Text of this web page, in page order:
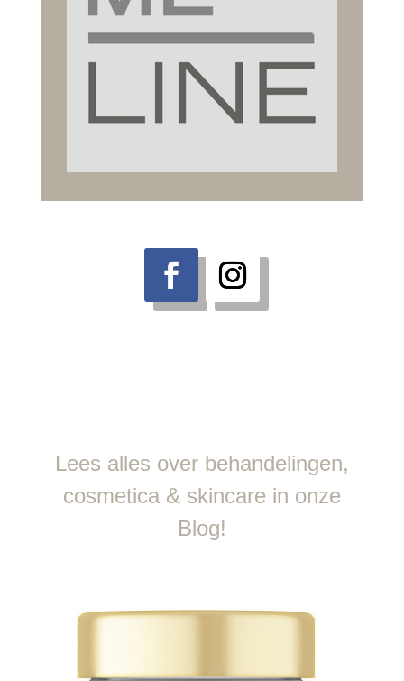
Lees alles over behandelingen,
cosmetica & skincare in onze
Blog!